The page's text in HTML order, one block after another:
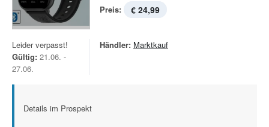
Preis: € 24,99
Leider verpasst!
Gültig: 21.06. -
27.06.
Händler: Marktkauf
Details im Prospekt